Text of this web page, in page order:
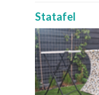
Statafel